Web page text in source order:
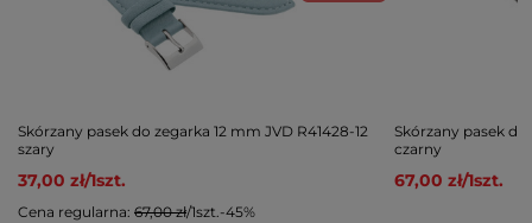
Skórzany pasek do zegarka 12 mm JVD R41428-12
szary
37,00 zł/1szt.
Cena regularna: 67,00 zł/1szt. -45%
Skórzany pasek do
czarny
67,00 zł/1szt.